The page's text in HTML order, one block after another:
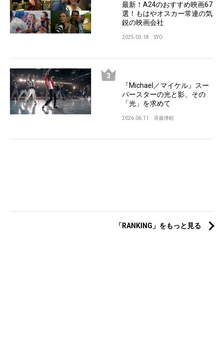
最新！A24のおすすめ映画67
選！もはやオスカー常連の気
鋭の映画会社
2025.03.18 SYO
『Michael／マイケル』スー
パースターの光と影、その
「光」を求めて
2026.06.11 斉藤博昭
「RANKING」をもっと見る